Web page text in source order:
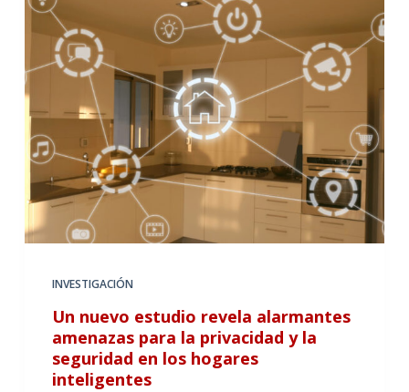
INVESTIGACIÓN
Un nuevo estudio revela alarmantes
amenazas para la privacidad y la
seguridad en los hogares
inteligentes